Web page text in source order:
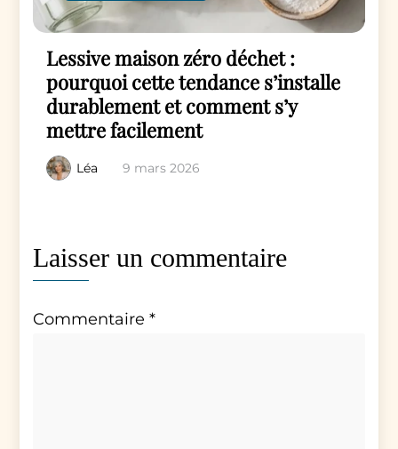
Lessive maison zéro déchet :
pourquoi cette tendance s’installe
durablement et comment s’y
mettre facilement
Léa 9 mars 2026
Laisser un commentaire
Commentaire*